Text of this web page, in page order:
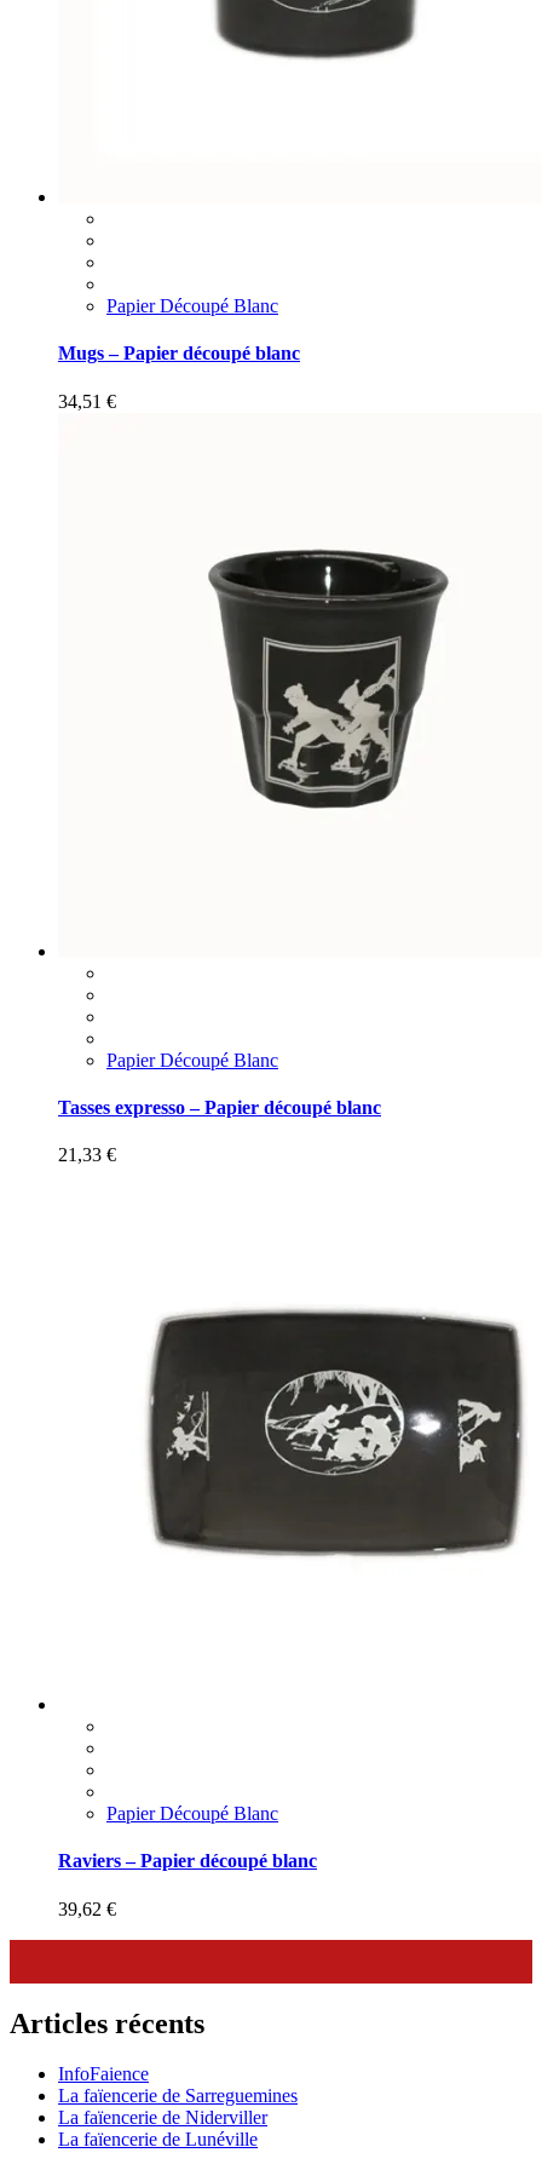
Papier Découpé Blanc
Mugs – Papier découpé blanc
34,51 €
Papier Découpé Blanc
Tasses expresso – Papier découpé blanc
21,33 €
Papier Découpé Blanc
Raviers – Papier découpé blanc
39,62 €
Articles récents
InfoFaience
La faïencerie de Sarreguemines
La faïencerie de Niderviller
La faïencerie de Lunéville